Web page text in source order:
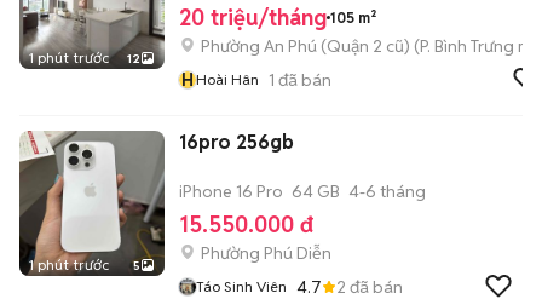
1 phút trước 12
20 triệu/tháng 105 m²
Phường An Phú (Quận 2 cũ) (P. Bình Trưng
HHoài Hân 1 đã bán
1 phút trước 5
16pro 256gb
iPhone 16 Pro 64 GB 4-6 tháng
15.550.000 đ
Phường Phú Diễn
Táo Sinh Viên 4.7 2 đã bán